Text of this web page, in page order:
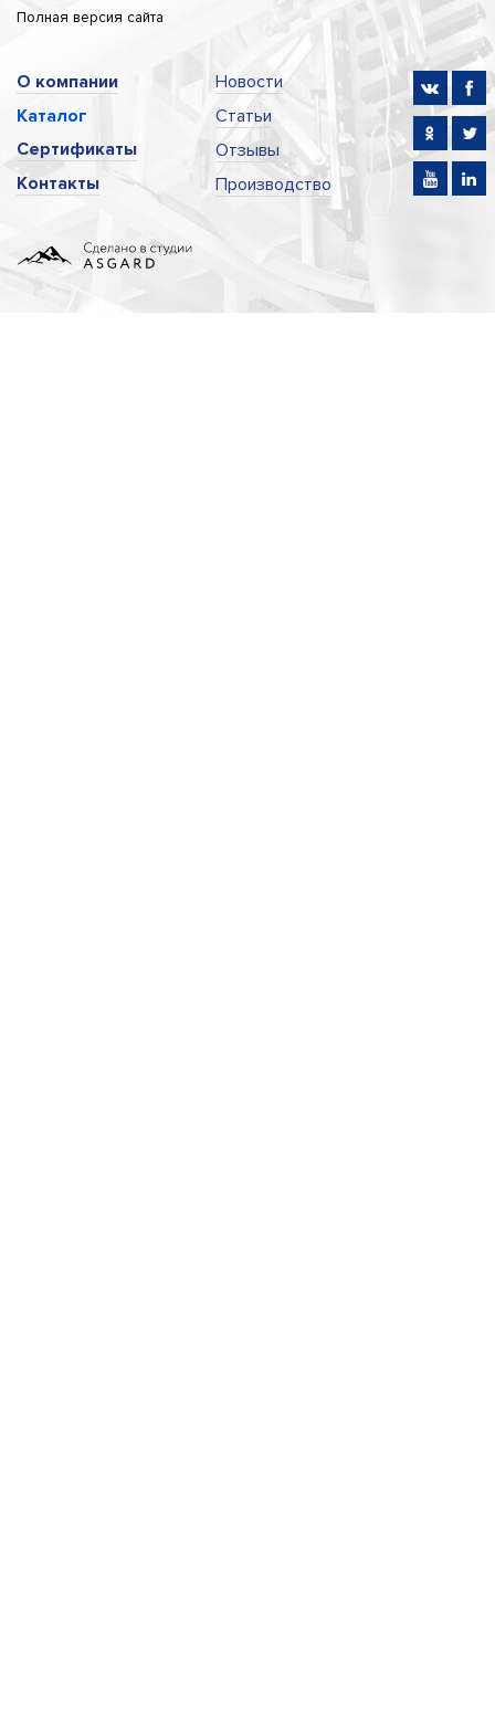
Полная версия сайта
О компании
Каталог
Сертификаты
Контакты
Новости
Статьи
Отзывы
Производство